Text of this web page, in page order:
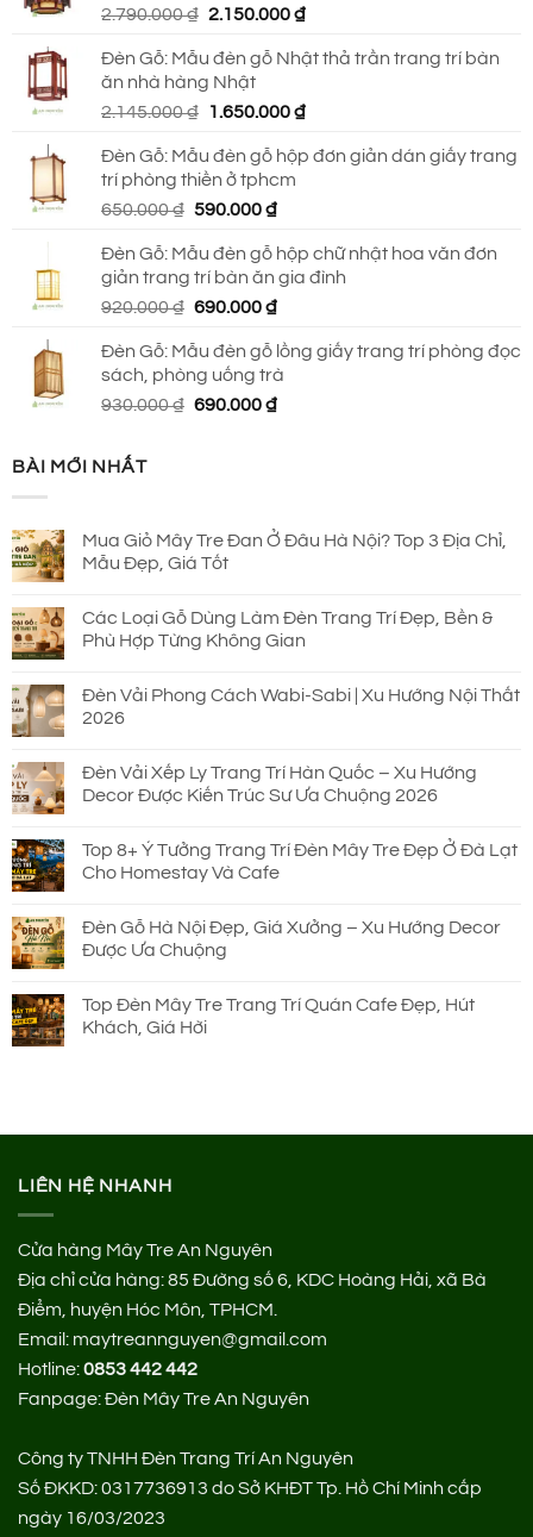
690.000 ₫.
2.790.000₫ Giá
là:
2.790.000 ₫.
2.150.000₫Giá
tại
2.150.000 ₫.
Đèn Gỗ: Mẫu đèn gỗ Nhật thả trần trang trí bàn
ăn nhà hàng Nhật
2.145.000₫
Giá
là:
2.145.000 ₫.
1.650.000₫Giá
tại
Đèn Gỗ: Mẫu đèn gỗ hộp đơn giản dán giấy trang
trí phòng thiền ở tphcm
650.000₫ Giá
là:
650.000 ₫.
590.000₫Giá
tại
là:
590.000 ₫.
Đèn Gỗ: Mẫu đèn gỗ hộp chữ nhật hoa văn đơn
giản trang trí bàn ăn gia đình
920.000₫ Giá
là:
920.000 ₫.
690.000₫Giá
tại
là:
690.000 ₫.
Đèn Gỗ: Mẫu đèn gỗ lồng giấy trang trí phòng đọc
sách, phòng uống trà
930.000₫ Giá
690.000₫Giá
BÀI MỚI NHẤT
Mua Giỏ Mây Tre Đan Ở Đâu Hà Nội? Top 3 Địa Chỉ,
Mẫu Đẹp, Giá Tốt
Các Loại Gỗ Dùng Làm Đèn Trang Trí Đẹp, Bền &
Phù Hợp Từng Không Gian
Đèn Vải Phong Cách Wabi-Sabi | Xu Hướng Nội Thất
2026
Đèn Vải Xếp Ly Trang Trí Hàn Quốc – Xu Hướng
Decor Được Kiến Trúc Sư Ưa Chuộng 2026
Top 8+ Ý Tưởng Trang Trí Đèn Mây Tre Đẹp Ở Đà Lạt
Cho Homestay Và Cafe
Đèn Gỗ Hà Nội Đẹp, Giá Xưởng – Xu Hướng Decor
Được Ưa Chuộng
Top Đèn Mây Tre Trang Trí Quán Cafe Đẹp, Hút
Khách, Giá Hời
LIÊN HỆ NHANH
Cửa hàng Mây Tre An Nguyên
Địa chỉ cửa hàng:85 Đường số 6, KDC Hoàng Hải, xã Bà
Điểm, huyện Hóc Môn, TPHCM.
Email: maytreannguyen@gmail.com
Hotline:0853 442 442
Fanpage:Đèn Mây Tre An Nguyên
Công ty TNHH Đèn Trang Trí An Nguyên
Số ĐKKD: 0317736913 do Sở KHĐT Tp. Hồ Chí Minh cấp
ngày 16/03/2023